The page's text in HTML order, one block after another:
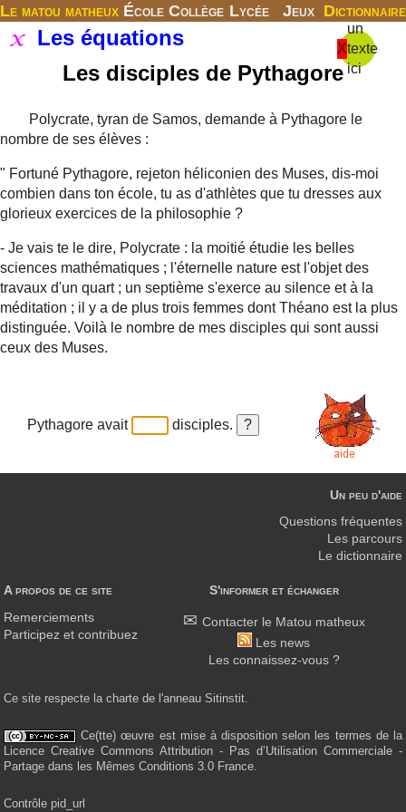
Le matou matheux École Collège Lycée Jeux Dictionnaire
X
un
texte
ici
Les équations
Les disciples de Pythagore
Polycrate, tyran de Samos, demande à Pythagore le
nombre de ses élèves :
" Fortuné Pythagore, rejeton héliconien des Muses, dis-moi
combien dans ton école, tu as d'athlètes que tu dresses aux
glorieux exercices de la philosophie ?
- Je vais te le dire, Polycrate : la moitié étudie les belles
sciences mathématiques ; l'éternelle nature est l'objet des
travaux d'un quart ; un septième s'exerce au silence et à la
méditation ; il y a de plus trois femmes dont Théano est la plus
distinguée. Voilà le nombre de mes disciples qui sont aussi
ceux des Muses.
Pythagore avait disciples.
A propos de ce site
Remerciements
Participez et contribuez
S'informer et échanger
Contacter le Matou matheux
Les news
Les connaissez-vous ?
Un peu d'aide
Questions fréquentes
Les parcours
Le dictionnaire
Ce site respecte la charte de l'anneau Sitinstit.
Ce(tte) œuvre est mise à disposition selon les termes de la
Licence Creative Commons Attribution - Pas d’Utilisation Commerciale -
Partage dans les Mêmes Conditions 3.0 France.
Contrôle pid_url